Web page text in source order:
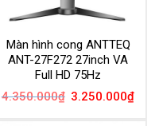
Màn hình cong ANTTEQ
ANT-27F272 27inch VA
Full HD 75Hz
4.350.000₫ Giá
3.250.000₫Giá